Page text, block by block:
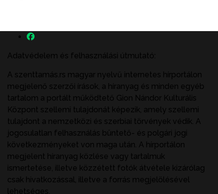
Adatvédelem és felhasználási útmutató:
A szenttamás.rs magyar nyelvű internetes hírportálon
megjelenő szerzői írások, a híranyag és minden egyéb
tartalom a portált működtető Gion Nándor Kulturális
Központ szellemi tulajdonát képezik, amely szellemi
tulajdont a nemzetközi és szerbiai törvények védik. A
jogosulatlan felhasználás büntető- és polgári jogi
következményeket von maga után. A hírportálon
megjelent híranyag közlése vagy tartalmuk
ismertetése, illetve közzétett fotók átvétele kizárólag
csak hivatkozással, illetve a forrás megjelölésével
lehetséges.